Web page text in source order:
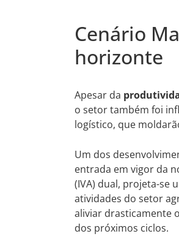
Cenário
horizonte
Apesar da
o setor também foi
logístico, que
Um dos
entrada em vigor da
(IVA) dual, projeta-se
atividades do setor
aliviar drasticamente
dos próximos ciclos.